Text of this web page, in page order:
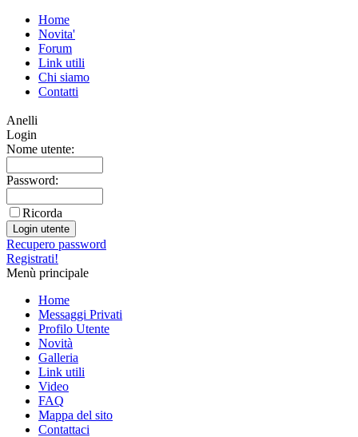
Home
Novita'
Forum
Link utili
Chi siamo
Contatti
Anelli
Login
Nome utente:
Password:
Ricorda
Recupero password
Registrati!
Menù principale
Home
Messaggi Privati
Profilo Utente
Novità
Galleria
Link utili
Video
FAQ
Mappa del sito
Contattaci